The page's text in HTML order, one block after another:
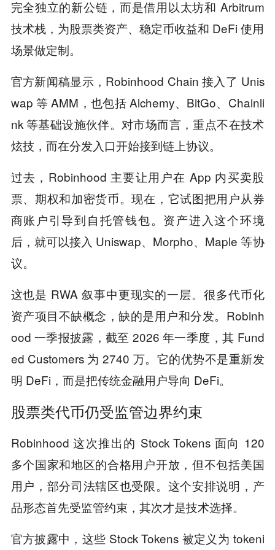
完全独立的新公链，而是借用以太坊和 Arbitrum
技术栈，为股票类资产、稳定币收益和 DeFi 使用
场景做定制。
官方新闻稿显示，Robinhood Chain 接入了 Unis
wap 等 AMM，也包括 Alchemy、BitGo、Chainli
nk 等基础设施伙伴。对市场而言，重点不在技术
炫技，而在分发入口开始接到链上协议。
过去，Robinhood 主要让用户在 App 内买卖股
票、期权和加密货币。现在，它试图把用户从券
商账户引导到自托管钱包。资产进入这个环境
后，就可以接入 Uniswap、Morpho、Maple 等协
议。
这也是 RWA 叙事中更现实的一层。很多代币化
资产项目不缺概念，缺的是用户和分发。Robinh
ood 一季报披露，截至 2026 年一季度，其 Fund
ed Customers 为 2740 万。它的优势不是重新发
明 DeFi，而是把传统金融用户导向 DeFi。
股票类代币仍受监管边界约束
Robinhood 这次推出的 Stock Tokens 面向 120
多个国家和地区的合格用户开放，但不包括美国
用户，部分司法辖区也受限。这个安排说明，产
品形态首先受监管约束，其次才是技术选择。
官方披露中，这些 Stock Tokens 被定义为 tokeni